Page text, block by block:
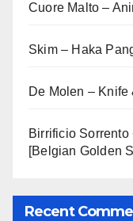
Cuore Malto –
Skim – Haka
De Molen – Knife
Birrificio
[Belgian Golden
Recent